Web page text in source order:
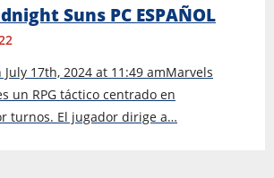
Suns PC ESPAÑOL
17th, 2024 at 11:49 amMarvels
un RPG táctico centrado en
turnos. El jugador dirige a…